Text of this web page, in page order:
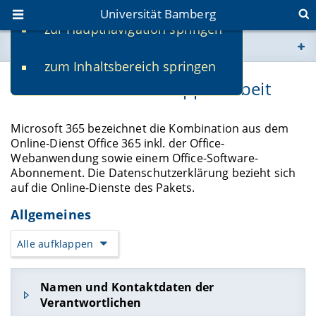
zur Hauptnavigation springen
zum Inhaltsbereich springen
Universität Bamberg
www.uni-bamberg.de
fis.uni-bamberg.de
Microsoft 365 für Gruppenarbeit
Microsoft 365 bezeichnet die Kombination aus dem
Online-Dienst Office 365 inkl. der Office-
Webanwendung sowie einem Office-Software-
Abonnement. Die Datenschutzerklärung bezieht sich
auf die Online-Dienste des Pakets.
Allgemeines
Alle aufklappen
Namen und Kontaktdaten der
Verantwortlichen